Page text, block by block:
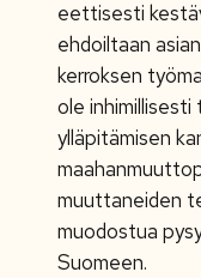
eettisesti
ehdoiltaan
kerroksen
ole
ylläpitämisen
muuttaneiden
muodostua
Suomeen.